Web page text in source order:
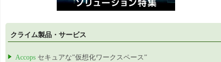
クライム製品・サービス
Accops セキュアな”仮想化ワークスペース”